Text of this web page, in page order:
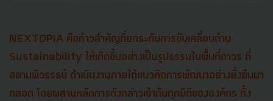
NEXTOPIA คือก้าวสำคัญที่ยกระดับการขับเคลื่อนด้าน
Sustainability ให้เกิดขึ้นอย่างเป็นรูปธรรมในพื้นที่ถาวร ที่
สยามพิวรรธน์ ดำเนินงานภายใต้แนวคิดการพัฒนาอย่างยั่งยืนมา
ตลอด โดยผสานหลักการดังกล่าวเข้ากับทุกมิติขององค์กร ทั้ง